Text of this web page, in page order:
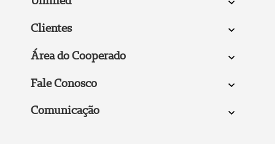
Clientes
Área do Cooperado
Fale Conosco
Comunicação